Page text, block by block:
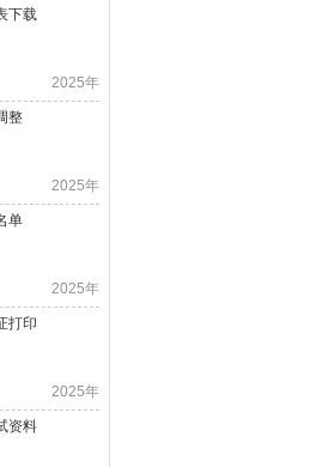
下载
2025年
整
2025年
单
2025年
打印
2025年
资料